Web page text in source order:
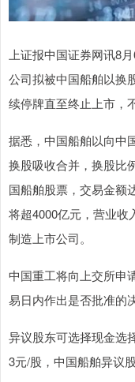
上证报中国证券网讯8
公司拟被中国船舶以换
续停牌直至终止上市，
据悉，中国船舶以向中
换股吸收合并，换股比
国船舶股票，交易金额
将超4000亿元，营业收
制造上市公司。
中国重工将向上交所申
易日内作出是否批准的
异议股东可选择现金选
3元/股，中国船舶异议